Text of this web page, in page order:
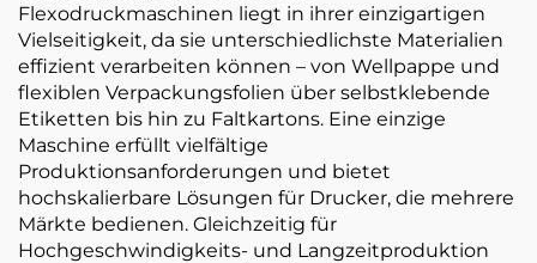
Flexodruckmaschinen liegt in ihrer einzigartigen
Vielseitigkeit, da sie unterschiedlichste Materialien
effizient verarbeiten können – von Wellpappe und
flexiblen Verpackungsfolien über selbstklebende
Etiketten bis hin zu Faltkartons. Eine einzige
Maschine erfüllt vielfältige
Produktionsanforderungen und bietet
hochskalierbare Lösungen für Drucker, die mehrere
Märkte bedienen. Gleichzeitig für
Hochgeschwindigkeits- und Langzeitproduktion